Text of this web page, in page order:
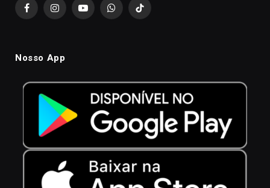
FacebookInstagramYouTubeWhatsAppTikTok
Nosso App